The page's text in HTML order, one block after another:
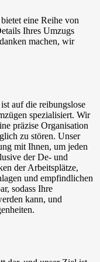
eine Reihe von
Ihres Umzugs
machen, wir
auf die reibungslose
spezialisiert. Wir
präzise Organisation
zu stören. Unser
mit Ihnen, um jeden
der De- und
der Arbeitsplätze,
und empfindlichen
sodass Ihre
kann, und